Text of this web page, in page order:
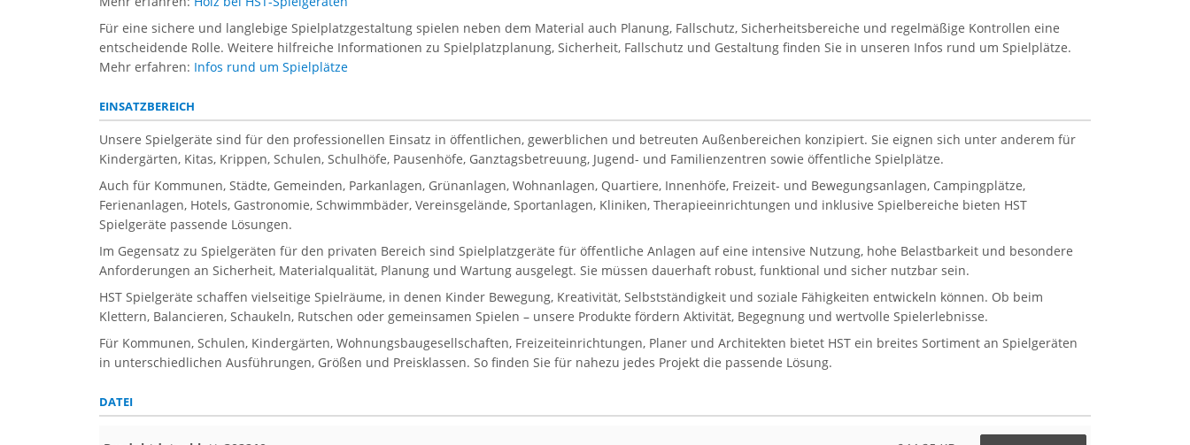
Für eine sichere und langlebige Spielplatzgestaltung spielen neben dem Material auch Planung, Fallschutz, Sicherheitsbereiche und regelmäßige Kontrollen eine
entscheidende Rolle. Weitere hilfreiche Informationen zu Spielplatzplanung, Sicherheit, Fallschutz und Gestaltung finden Sie in unseren Infos rund um Spielplätze.
Mehr erfahren: Infos rund um Spielplätze
EINSATZBEREICH
Unsere Spielgeräte sind für den professionellen Einsatz in öffentlichen, gewerblichen und betreuten Außenbereichen konzipiert. Sie eignen sich unter anderem für
Kindergärten, Kitas, Krippen, Schulen, Schulhöfe, Pausenhöfe, Ganztagsbetreuung, Jugend- und Familienzentren sowie öffentliche Spielplätze.
Auch für Kommunen, Städte, Gemeinden, Parkanlagen, Grünanlagen, Wohnanlagen, Quartiere, Innenhöfe, Freizeit- und Bewegungsanlagen, Campingplätze,
Ferienanlagen, Hotels, Gastronomie, Schwimmbäder, Vereinsgelände, Sportanlagen, Kliniken, Therapieeinrichtungen und inklusive Spielbereiche bieten HST
Spielgeräte passende Lösungen.
Im Gegensatz zu Spielgeräten für den privaten Bereich sind Spielplatzgeräte für öffentliche Anlagen auf eine intensive Nutzung, hohe Belastbarkeit und besondere
Anforderungen an Sicherheit, Materialqualität, Planung und Wartung ausgelegt. Sie müssen dauerhaft robust, funktional und sicher nutzbar sein.
HST Spielgeräte schaffen vielseitige Spielräume, in denen Kinder Bewegung, Kreativität, Selbstständigkeit und soziale Fähigkeiten entwickeln können. Ob beim
Klettern, Balancieren, Schaukeln, Rutschen oder gemeinsamen Spielen – unsere Produkte fördern Aktivität, Begegnung und wertvolle Spielerlebnisse.
Für Kommunen, Schulen, Kindergärten, Wohnungsbaugesellschaften, Freizeiteinrichtungen, Planer und Architekten bietet HST ein breites Sortiment an Spielgeräten
in unterschiedlichen Ausführungen, Größen und Preisklassen. So finden Sie für nahezu jedes Projekt die passende Lösung.
DATEI